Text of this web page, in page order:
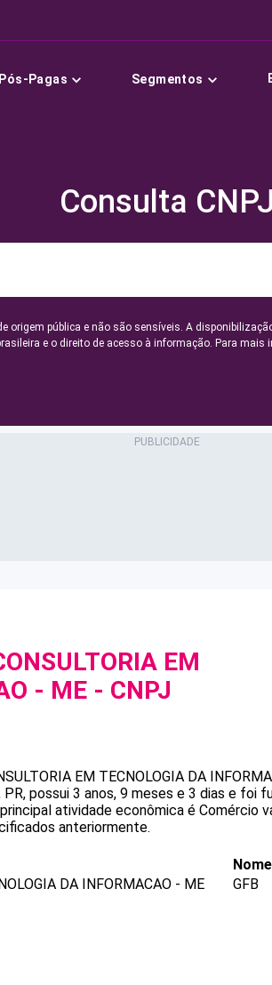
Pagas Segmentos
Consulta CNPJ
origem pública e não são sensíveis. A
e o direito de acesso à informação. Para mais
EM
- ME - CNPJ
EM TECNOLOGIA DA
possui 3 anos, 9 meses e 3 dias e foi
atividade econômica é Comércio
anteriormente.
DA INFORMACAO - ME
GFB